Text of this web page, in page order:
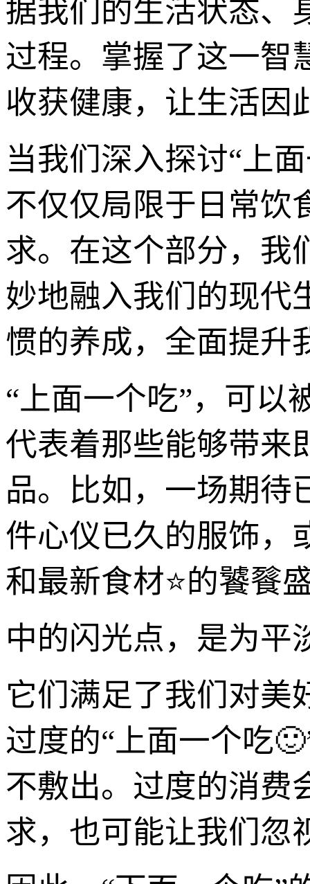
据我们的生活状态、
过程。掌握了这一智
收获健康，让生活因
当我们深入探讨“上
不仅仅局限于日常饮
求。在这个部分，我
妙地融入我们的现代
惯的养成，全面提升
“上面一个吃”，可以
代表着那些能够带来
品。比如，一场期待
件心仪已久的服饰，
和最新食材⭐的饕餮
中的闪光点，是为平
它们满足了我们对美
过度的“上面一个吃
不敷出。过度的消费
求，也可能让我们忽